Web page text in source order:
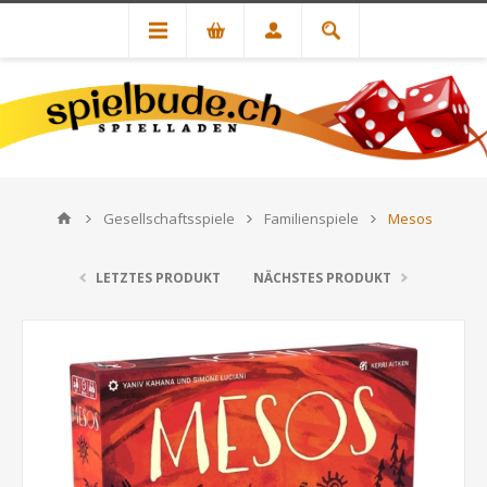
Gesellschaftsspiele Familienspiele Mesos
LETZTES PRODUKT NÄCHSTES PRODUKT